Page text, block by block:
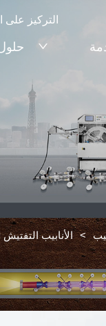
التركيز
> الأنابيب